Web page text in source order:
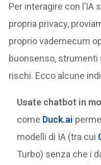
Per interagire con
propria privacy,
proprio vademecum
buonsenso, strumenti
rischi. Ecco alcune
Usate chatbot in
come Duck.ai
modelli di IA (tra cui
Turbo) senza che i